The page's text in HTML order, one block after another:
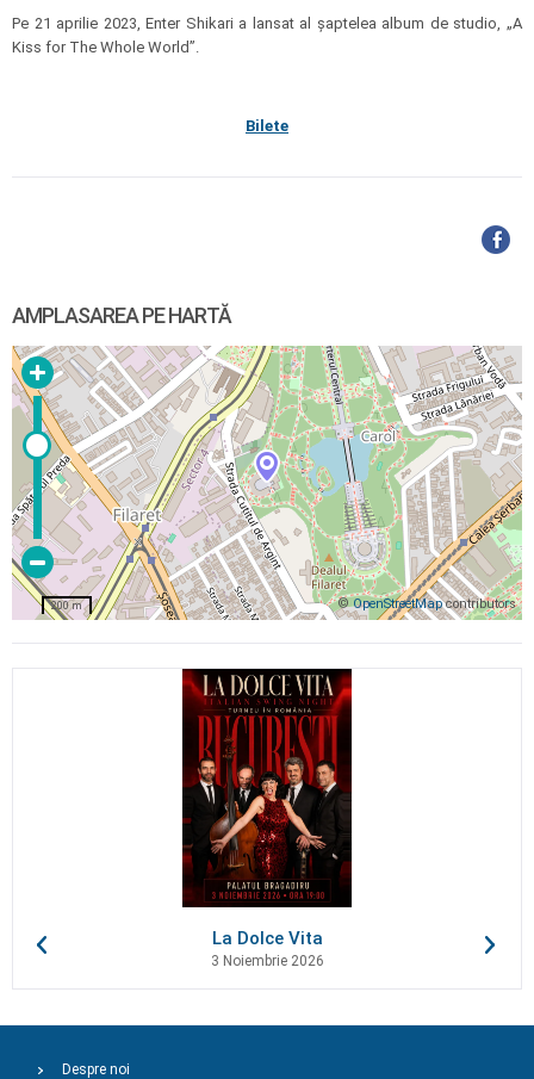
Pe 21 aprilie 2023, Enter Shikari a lansat al șaptelea album de studio, „A
Kiss for The Whole World”.
Bilete
AMPLASAREA PE HARTĂ
© OpenStreetMapcontributors
200 m
La Dolce Vita
3 Noiembrie 2026
Despre noi